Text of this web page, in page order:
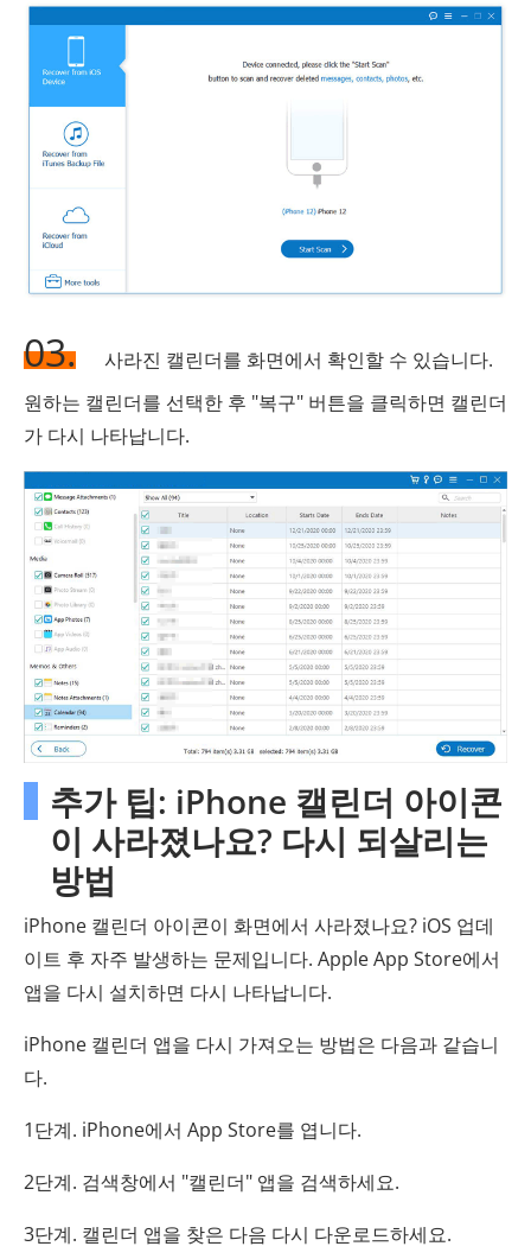
03.
사라진 캘린더를 화면에서 확인할 수 있습니다.
원하는 캘린더를 선택한 후 "복구" 버튼을 클릭하면 캘린더
가 다시 나타납니다.
추가 팁: iPhone 캘린더 아이콘
이 사라졌나요? 다시 되살리는
방법
iPhone 캘린더 아이콘이 화면에서 사라졌나요? iOS 업데
이트 후 자주 발생하는 문제입니다. Apple App Store에서
앱을 다시 설치하면 다시 나타납니다.
iPhone 캘린더 앱을 다시 가져오는 방법은 다음과 같습니
다.
1단계. iPhone에서 App Store를 엽니다.
2단계. 검색창에서 "캘린더" 앱을 검색하세요.
3단계. 캘린더 앱을 찾은 다음 다시 다운로드하세요.